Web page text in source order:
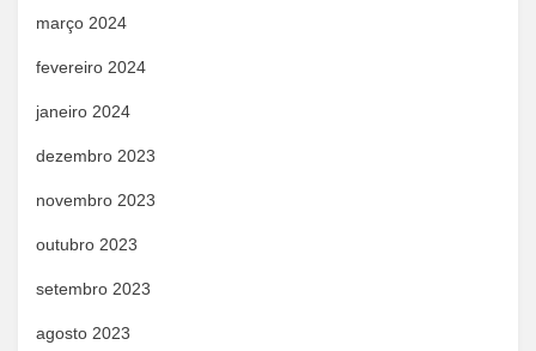
março 2024
fevereiro 2024
janeiro 2024
dezembro 2023
novembro 2023
outubro 2023
setembro 2023
agosto 2023